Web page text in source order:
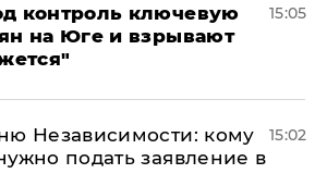
контроль ключевую
на Юге и взрывают
15:05
Независимости: кому
подать заявление в
15:02